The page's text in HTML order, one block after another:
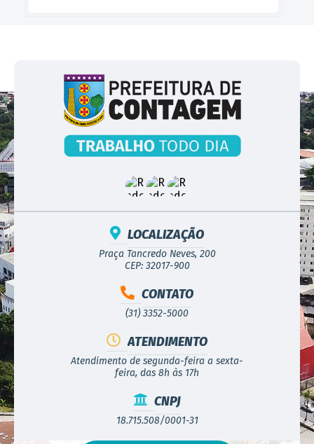
LOCALIZAÇÃO
Praça Tancredo Neves, 200
CEP: 32017-900
CONTATO
(31) 3352-5000
ATENDIMENTO
Atendimento de segunda-feira a sexta-
feira, das 8h às 17h
CNPJ
18.715.508/0001-31